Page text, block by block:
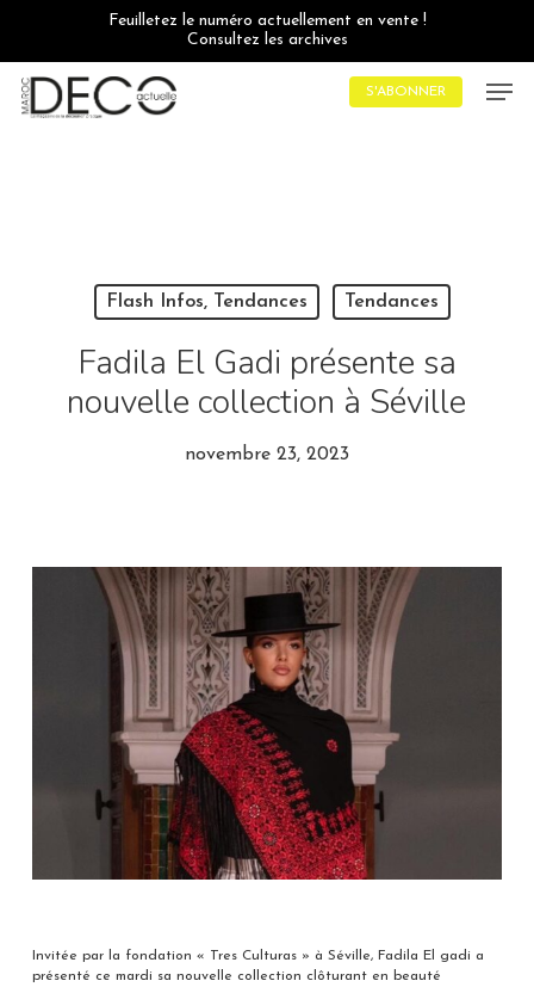
Feuilletez le numéro actuellement en vente !
Consultez les archives
S'ABONNER
Flash Infos, Tendances Tendances
Fadila El Gadi présente sa
nouvelle collection à Séville
novembre 23, 2023
Invitée par la fondation « Tres Culturas » à Séville, Fadila El gadi a
présenté ce mardi sa nouvelle collection clôturant en beauté